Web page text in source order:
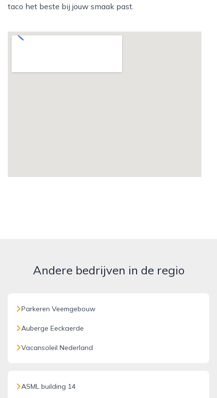
taco het beste bij jouw smaak past.
Andere bedrijven in de regio
Parkeren Veemgebouw
Auberge Eeckaerde
Vacansoleil Nederland
ASML building 14